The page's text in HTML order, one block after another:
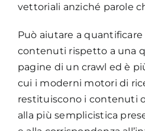
vettoriali anziché parole
Può aiutare a
contenuti rispetto a una
pagine di un crawl ed è
cui i moderni motori di
restituiscono i contenuti
alla più semplicistica